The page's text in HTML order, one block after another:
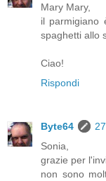
Mary Mary,
il parmigiano
spaghetti allo
Ciao!
Rispondi
Byte64
Sonia,
grazie per
non sono